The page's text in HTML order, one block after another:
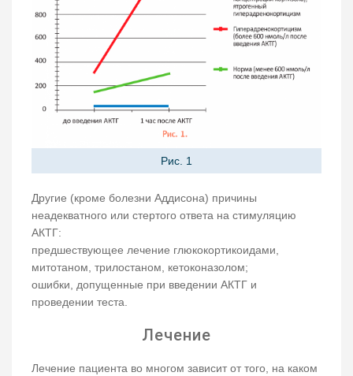
Рис. 1
Другие (кроме болезни Аддисона) причины
неадекватного или стертого ответа на стимуляцию
АКТГ:
предшествующее лечение глюкокортикоидами,
митотаном, трилостаном, кетоконазолом;
ошибки, допущенные при введении АКТГ и
проведении теста.
Лечение
Лечение пациента во многом зависит от того, на каком